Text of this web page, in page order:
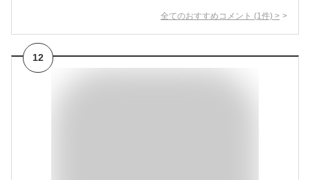
全てのおすすめコメント (1 件) >
12